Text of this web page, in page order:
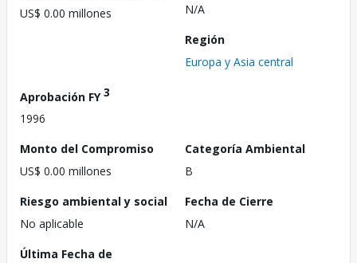
US$ 0.00 millones
N/A
Región
Europa y Asia central
Aprobación FY3
1996
Monto del Compromiso
US$ 0.00 millones
Categoría Ambiental
B
Riesgo ambiental y social
No aplicable
Fecha de Cierre
N/A
Última Fecha de